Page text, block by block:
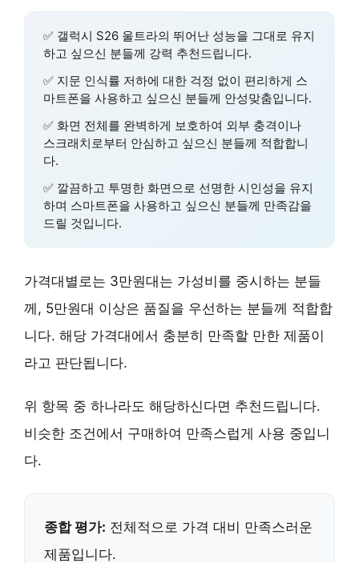
✅ 갤럭시 S26 울트라의 뛰어난 성능을 그대로 유지
하고 싶으신 분들께 강력 추천드립니다.
✅ 지문 인식률 저하에 대한 걱정 없이 편리하게 스
마트폰을 사용하고 싶으신 분들께 안성맞춤입니다.
✅ 화면 전체를 완벽하게 보호하여 외부 충격이나
스크래치로부터 안심하고 싶으신 분들께 적합합니
다.
✅ 깔끔하고 투명한 화면 으로 선명한 시인성을 유지
하며 스마트폰을 사용하고 싶으신 분들께 만족감을
드릴 것입니다.
가격대별로는 3만원대는 가성비를 중시하는 분들
께, 5만원대 이상은 품질을 우선하는 분들께 적합합
니다. 해당 가격대에서 충분히 만족할 만한 제품이
라고 판단됩니다.
위 항목 중 하나라도 해당하신다면 추천드립니다.
비슷한 조건에서 구매하여 만족스럽게 사용 중입니
다.
종합 평가: 전체적으로 가격 대비 만족스러운
제품입니다.